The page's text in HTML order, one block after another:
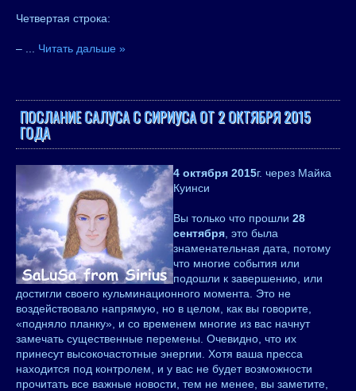
Четвертая строка:
– Читать дальше »
ПОСЛАНИЕ САЛУСА С СИРИУСА ОТ 2 ОКТЯБРЯ 2015
ГОДА
4 октября 2015г. через Майка
Куинси
Вы только что прошли 28
сентября , это была
знаменательная дата, потому
что многие события или
подошли к завершению, или
достигли своего кульминационного момента. Это не
воздействовало напрямую, но в целом, как вы говорите,
«подняло планку», и со временем многие из вас начнут
замечать существенные перемены. Очевидно, что их
принесут высокочастотные энергии. Хотя ваша пресса
находится под контролем, и у вас не будет возможности
прочитать все важные новости, тем не менее, вы заметите,